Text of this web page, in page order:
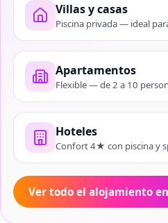
Villas y casas
Piscina privada — ideal
Apartamentos
Flexible — de 2 a 10
Hoteles
Confort 4★ con piscina y
Ver todo el alojamiento